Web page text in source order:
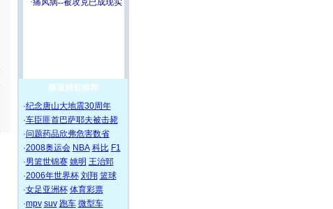
频道精彩推荐
·纪念唐山大地震30周年
·车臣匪首巴萨耶夫被击毙
·问题药品欣弗危害数省
·2008奥运会 NBA 科比 F1
·男篮世锦赛 姚明 王治郅
·2006年世界杯 刘翔 篮球
·女足亚洲杯 体育彩票
·mpv suv 跑车 微型车